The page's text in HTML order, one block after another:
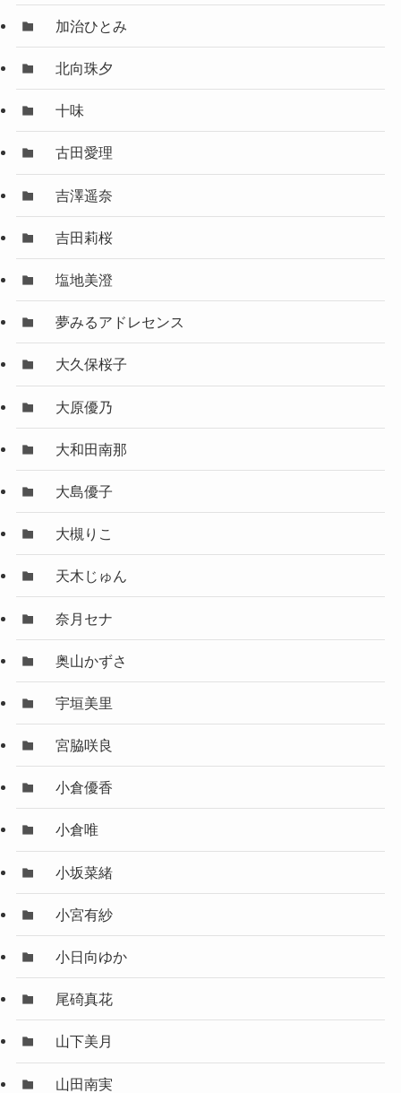
加治ひとみ
北向珠夕
十味
古田愛理
吉澤遥奈
吉田莉桜
塩地美澄
夢みるアドレセンス
大久保桜子
大原優乃
大和田南那
大島優子
大槻りこ
天木じゅん
奈月セナ
奥山かずさ
宇垣美里
宮脇咲良
小倉優香
小倉唯
小坂菜緒
小宮有紗
小日向ゆか
尾碕真花
山下美月
山田南実